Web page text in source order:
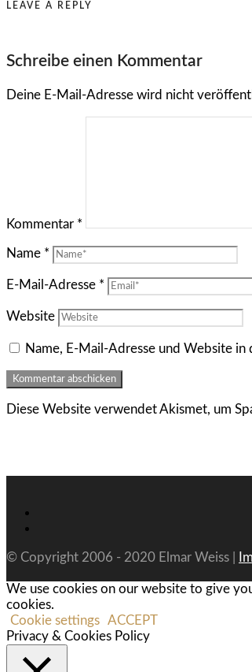
LEAVE A REPLY
Schreibe einen Kommentar
Deine E-Mail-Adresse wird nicht
Kommentar *
Name *
E-Mail-Adresse *
Website
Name, E-Mail-Adresse und Website
Diese Website verwendet Akismet, um
© Copyright 2006 - 2020 Elmar Weiss |
We use cookies on our website to give
cookies.
Cookie settings ACCEPT
Privacy & Cookies Policy